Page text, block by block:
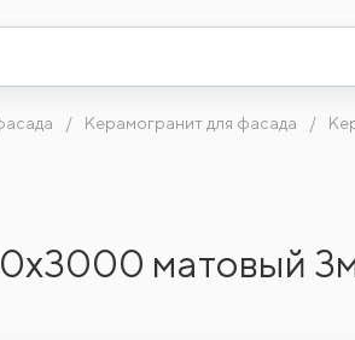
Керамогранит для фасада
матовый